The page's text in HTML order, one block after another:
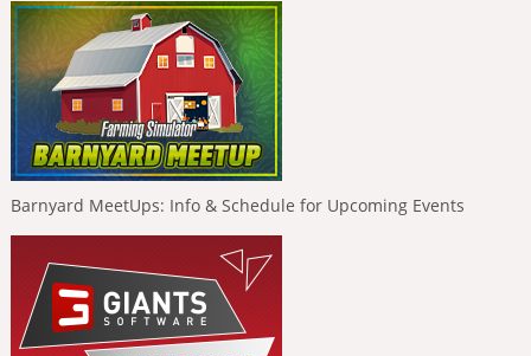
Barnyard MeetUps: Info & Schedule for Upcoming Events